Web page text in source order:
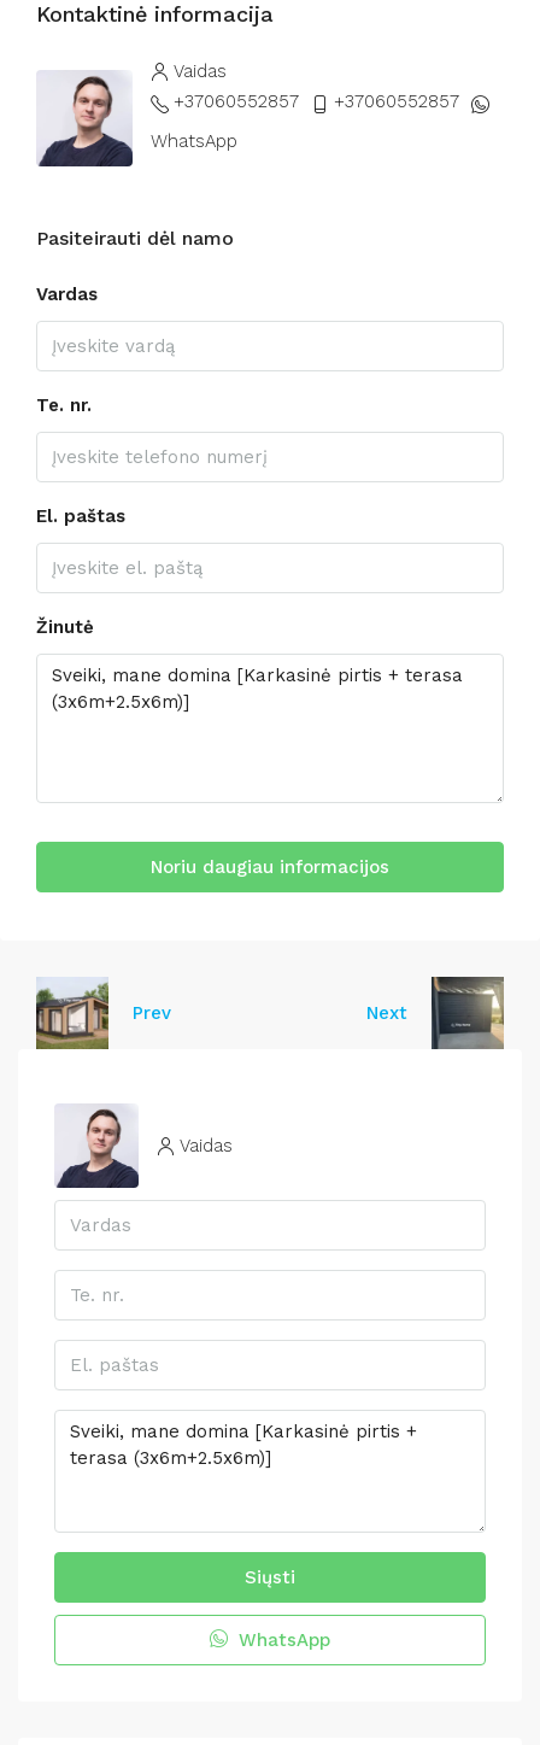
Kontaktinė informacija
Vaidas
+37060552857
+37060552857
WhatsApp
Pasiteirauti dėl namo
Vardas
Te. nr.
El. paštas
Žinutė
Noriu daugiau informacijos
Prev Next
Vaidas
Siųsti
WhatsApp